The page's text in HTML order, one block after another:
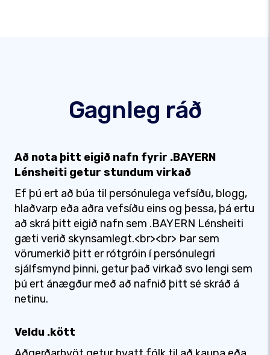
Gagnleg ráð
Að nota þitt eigið nafn fyrir .BAYERN
Lénsheiti getur stundum virkað
Ef þú ert að búa til persónulega vefsíðu, blogg,
hlaðvarp eða aðra vefsíðu eins og þessa, þá ertu
að skrá þitt eigið nafn sem .BAYERN Lénsheiti
gæti verið skynsamlegt.<br><br> Þar sem
vörumerkið þitt er rótgróin í persónulegri
sjálfsmynd þinni, getur það virkað svo lengi sem
þú ert ánægður með að nafnið þitt sé skráð á
netinu.
Veldu .kött